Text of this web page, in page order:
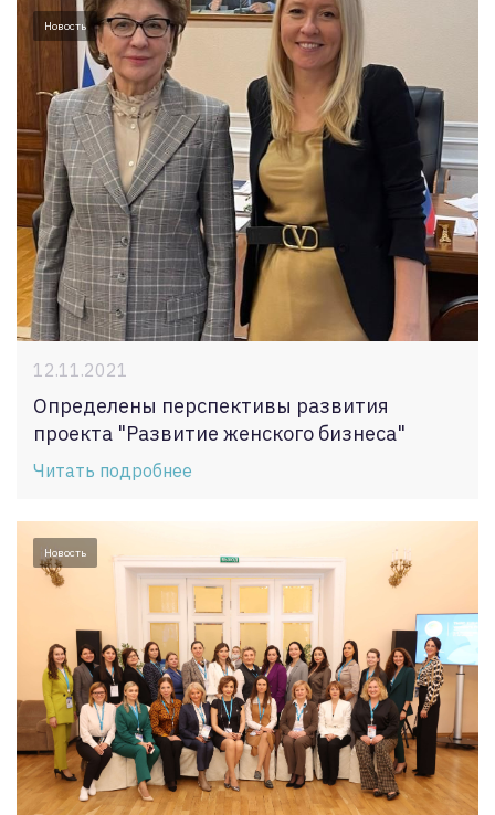
Новость
12.11.2021
Определены перспективы развития
проекта "Развитие женского бизнеса"
Читать подробнее
Новость